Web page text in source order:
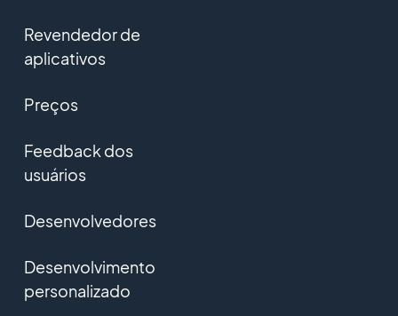
Revendedor de
aplicativos
Preços
Feedback dos
usuários
Desenvolvedores
Desenvolvimento
personalizado